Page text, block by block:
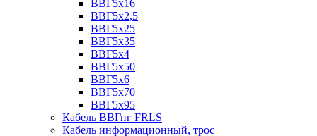
ВВГ5х16
ВВГ5х2,5
ВВГ5х25
ВВГ5х35
ВВГ5х4
ВВГ5х50
ВВГ5х6
ВВГ5х70
ВВГ5х95
Кабель ВВГнг FRLS
Кабель информационный, трос